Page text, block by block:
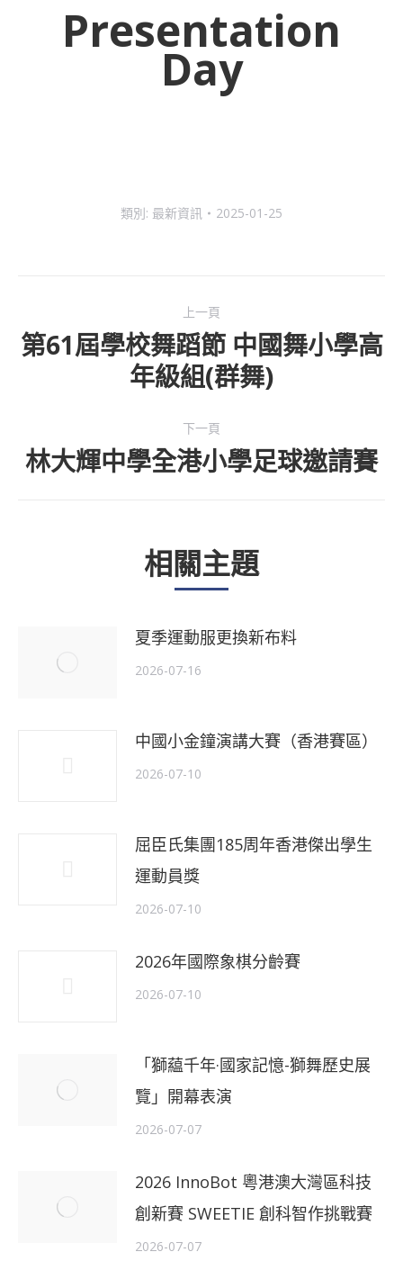
Presentation
Day
類別: 最新資訊 2025-01-25
navigation
上一頁
Previous
post:
第61屆學校舞蹈節 中國舞小學高
年級組(群舞)
下一頁
下
主
題
林大輝中學全港小學足球邀請賽
相關主題
夏季運動服更換新布料
2026-07-16
中國小金鐘演講大賽（香港賽區）
2026-07-10
屈臣氏集團185周年香港傑出學生
運動員獎
2026-07-10
2026年國際象棋分齡賽
2026-07-10
「獅藴千年·國家記憶-獅舞歷史展
覽」開幕表演
2026-07-07
2026 InnoBot 粵港澳大灣區科技
創新賽 SWEETIE 創科智作挑戰賽
2026-07-07